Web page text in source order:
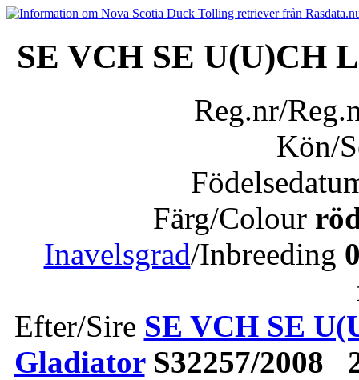
SE VCH SE U(U)CH
Reg.nr/
Kön/
Färg/Colour
Inavelsgrad/Inbreeding
Efter/Sire SE VCH SE
GladiatorS32257/2008